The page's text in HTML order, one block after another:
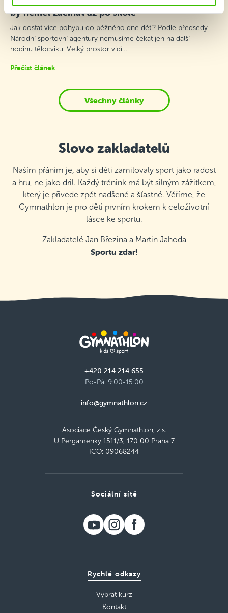
by neměl začínat až po škole
Jak dostat více pohybu do běžného dne dětí? Podle předsedy
Národní sportovní agentury nemusíme čekat jen na další
hodinu tělocviku. Velký prostor vidí…
Přečíst článek
Všechny články
Slovo zakladatelů
Naším přáním je, aby si děti zamilovaly sport jako radost
a hru, ne jako dril. Každý trénink má být silným zážitkem,
který je přivede zpět nadšené a šťastné. Věříme, že
Gymnathlon je pro děti prvním krokem k celoživotní
lásce ke sportu.
Zakladatelé Jan Březina a Martin Jahoda
Sportu zdar!
+420 214 214 655
Po-Pá: 9:00-15:00
info@gymnathlon.cz
Asociace Český Gymnathlon, z.s.
U Pergamenky 1511/3, 170 00 Praha 7
IČO: 09068244
Rychlé odkazy
Vybrat kurz
Kontakt
Sociální sítě